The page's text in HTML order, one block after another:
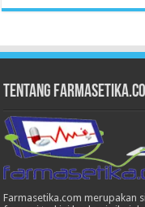
Tentang
Farmasetika.com merupakan